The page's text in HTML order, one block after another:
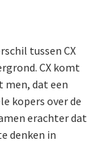
tussen CX
CX komt
men, dat een
kopers over de
erachter dat
denken in